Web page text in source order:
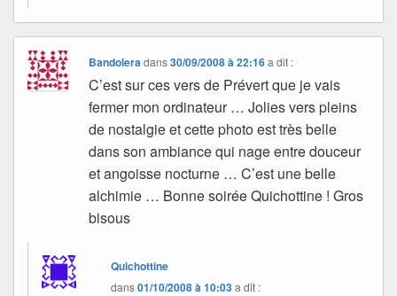
Bandolera dans30/09/2008 à 22:16 a dit :
C’est sur ces vers de Prévert que je vais
fermer mon ordinateur … Jolies vers pleins
de nostalgie et cette photo est très belle
dans son ambiance qui nage entre douceur
et angoisse nocturne … C’est une belle
alchimie … Bonne soirée Quichottine ! Gros
bisous
Quichottine
dans01/10/2008 à 10:03a dit :